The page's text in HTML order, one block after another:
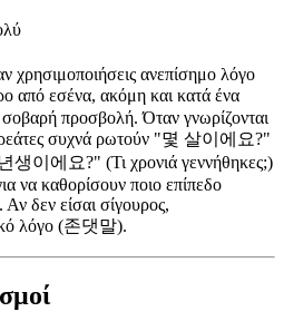
χρησιμοποιήσεις ανεπίσημο λόγο
από εσένα, ακόμη και κατά ένα
προσβολή. Όταν γνωρίζονται
συχνά ρωτούν "몇 살이에요?"
생이에요?" (Τι χρονιά γεννήθηκες;)
να καθορίσουν ποιο επίπεδο
δεν είσαι σίγουρος,
λόγο (존댓말).